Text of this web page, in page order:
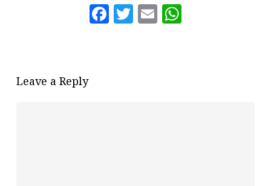
Facebook
Twitter
Email
Leave a Reply